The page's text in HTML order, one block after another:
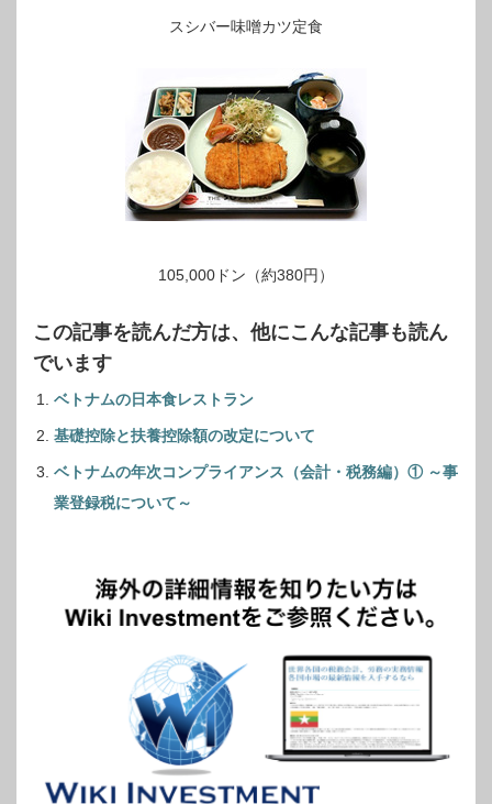
スシバー味噌カツ定食
105,000ドン（約380円）
この記事を読んだ方は、他にこんな記事も読ん
でいます
ベトナムの日本食レストラン
基礎控除と扶養控除額の改定について
ベトナムの年次コンプライアンス（会計・税務編）① ～事
業登録税について～